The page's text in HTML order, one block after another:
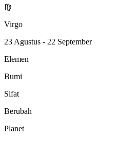
♍
Virgo
23 Agustus - 22 September
Elemen
Bumi
Sifat
Berubah
Planet